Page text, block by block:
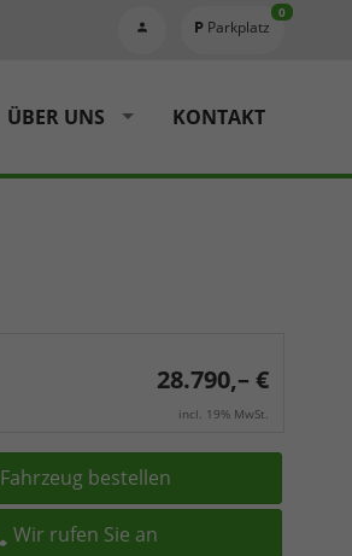
Parkplatz
0
ÜBER UNS KONTAKT
28.790,– €
incl. 19% MwSt.
Fahrzeug bestellen
Wir rufen Sie an